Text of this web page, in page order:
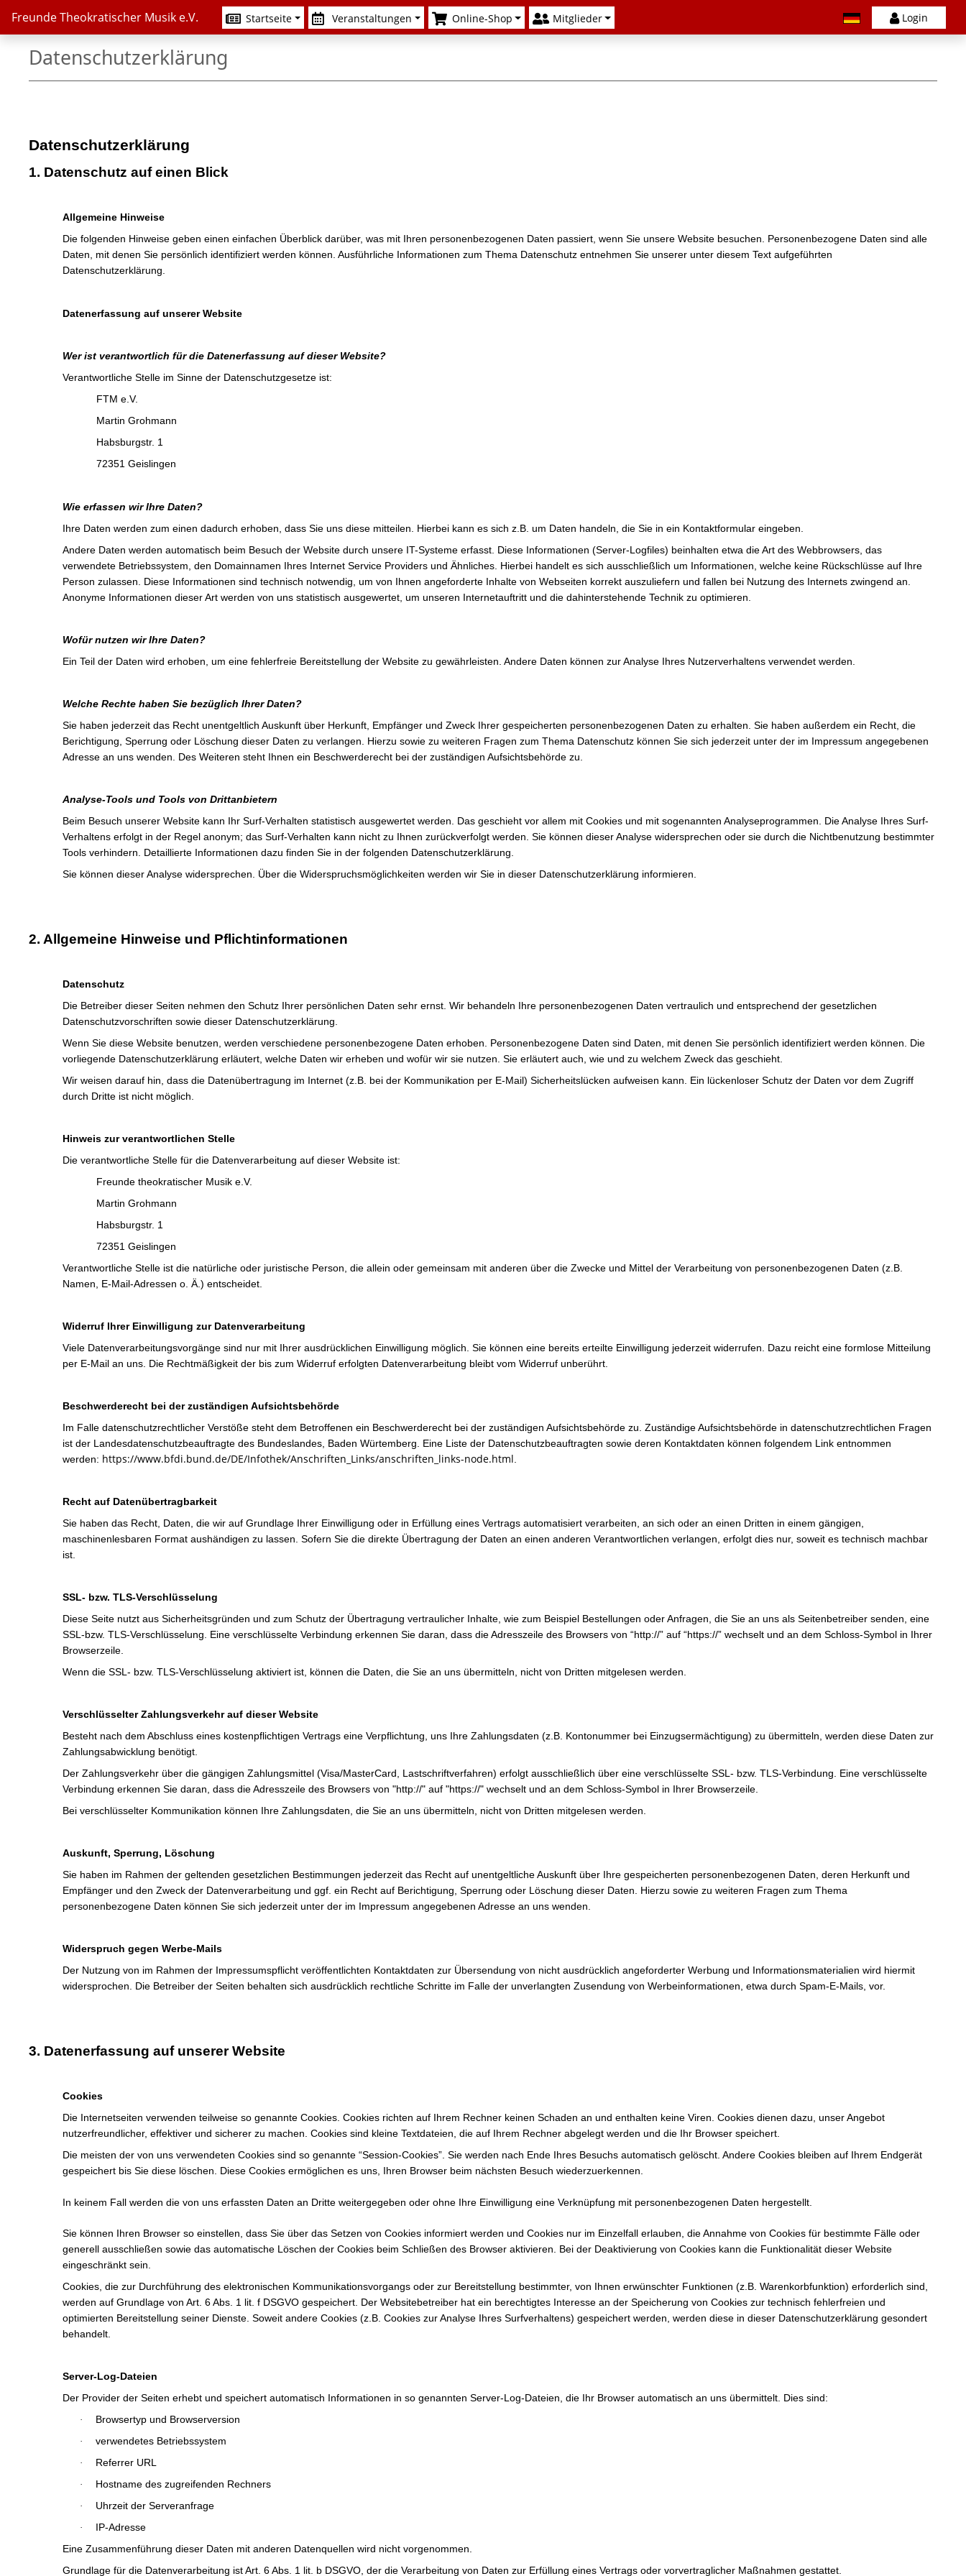
Freunde Theokratischer Musik e.V. Startseite Veranstaltungen Online-Shop Mitglieder Login
Datenschutzerklärung
Datenschutzerklärung
1. Datenschutz auf einen Blick
Allgemeine Hinweise
Die folgenden Hinweise geben einen einfachen Überblick darüber, was mit Ihren personenbezogenen Daten passiert, wenn Sie unsere Website besuchen. Personenbezogene Daten sind alle
Daten, mit denen Sie persönlich identifiziert werden können. Ausführliche Informationen zum Thema Datenschutz entnehmen Sie unserer unter diesem Text aufgeführten
Datenschutzerklärung.
Datenerfassung auf unserer Website
Wer ist verantwortlich für die Datenerfassung auf dieser Website?
Verantwortliche Stelle im Sinne der Datenschutzgesetze ist:
FTM e.V.
Martin Grohmann
Habsburgstr. 1
72351 Geislingen
Wie erfassen wir Ihre Daten?
Ihre Daten werden zum einen dadurch erhoben, dass Sie uns diese mitteilen. Hierbei kann es sich z.B. um Daten handeln, die Sie in ein Kontaktformular eingeben.
Andere Daten werden automatisch beim Besuch der Website durch unsere IT-Systeme erfasst. Diese Informationen (Server-Logfiles) beinhalten etwa die Art des Webbrowsers, das
verwendete Betriebssystem, den Domainnamen Ihres Internet Service Providers und Ähnliches. Hierbei handelt es sich ausschließlich um Informationen, welche keine Rückschlüsse auf Ihre
Person zulassen. Diese Informationen sind technisch notwendig, um von Ihnen angeforderte Inhalte von Webseiten korrekt auszuliefern und fallen bei Nutzung des Internets zwingend an.
Anonyme Informationen dieser Art werden von uns statistisch ausgewertet, um unseren Internetauftritt und die dahinterstehende Technik zu optimieren.
Wofür nutzen wir Ihre Daten?
Ein Teil der Daten wird erhoben, um eine fehlerfreie Bereitstellung der Website zu gewährleisten. Andere Daten können zur Analyse Ihres Nutzerverhaltens verwendet werden.
Welche Rechte haben Sie bezüglich Ihrer Daten?
Sie haben jederzeit das Recht unentgeltlich Auskunft über Herkunft, Empfänger und Zweck Ihrer gespeicherten personenbezogenen Daten zu erhalten. Sie haben außerdem ein Recht, die
Berichtigung, Sperrung oder Löschung dieser Daten zu verlangen. Hierzu sowie zu weiteren Fragen zum Thema Datenschutz können Sie sich jederzeit unter der im Impressum angegebenen
Adresse an uns wenden. Des Weiteren steht Ihnen ein Beschwerderecht bei der zuständigen Aufsichtsbehörde zu.
Analyse-Tools und Tools von Drittanbietern
Beim Besuch unserer Website kann Ihr Surf-Verhalten statistisch ausgewertet werden. Das geschieht vor allem mit Cookies und mit sogenannten Analyseprogrammen. Die Analyse Ihres Surf-
Verhaltens erfolgt in der Regel anonym; das Surf-Verhalten kann nicht zu Ihnen zurückverfolgt werden. Sie können dieser Analyse widersprechen oder sie durch die Nichtbenutzung bestimmter
Tools verhindern. Detaillierte Informationen dazu finden Sie in der folgenden Datenschutzerklärung.
Sie können dieser Analyse widersprechen. Über die Widerspruchsmöglichkeiten werden wir Sie in dieser Datenschutzerklärung informieren.
2. Allgemeine Hinweise und Pflichtinformationen
Datenschutz
Die Betreiber dieser Seiten nehmen den Schutz Ihrer persönlichen Daten sehr ernst. Wir behandeln Ihre personenbezogenen Daten vertraulich und entsprechend der gesetzlichen
Datenschutzvorschriften sowie dieser Datenschutzerklärung.
Wenn Sie diese Website benutzen, werden verschiedene personenbezogene Daten erhoben. Personenbezogene Daten sind Daten, mit denen Sie persönlich identifiziert werden können. Die
vorliegende Datenschutzerklärung erläutert, welche Daten wir erheben und wofür wir sie nutzen. Sie erläutert auch, wie und zu welchem Zweck das geschieht.
Wir weisen darauf hin, dass die Datenübertragung im Internet (z.B. bei der Kommunikation per E-Mail) Sicherheitslücken aufweisen kann. Ein lückenloser Schutz der Daten vor dem Zugriff
durch Dritte ist nicht möglich.
Hinweis zur verantwortlichen Stelle
Die verantwortliche Stelle für die Datenverarbeitung auf dieser Website ist:
Freunde theokratischer Musik e.V.
Martin Grohmann
Habsburgstr. 1
72351 Geislingen
Verantwortliche Stelle ist die natürliche oder juristische Person, die allein oder gemeinsam mit anderen über die Zwecke und Mittel der Verarbeitung von personenbezogenen Daten (z.B.
Namen, E-Mail-Adressen o. Ä.) entscheidet.
Widerruf Ihrer Einwilligung zur Datenverarbeitung
Viele Datenverarbeitungsvorgänge sind nur mit Ihrer ausdrücklichen Einwilligung möglich. Sie können eine bereits erteilte Einwilligung jederzeit widerrufen. Dazu reicht eine formlose Mitteilung
per E-Mail an uns. Die Rechtmäßigkeit der bis zum Widerruf erfolgten Datenverarbeitung bleibt vom Widerruf unberührt.
Beschwerderecht bei der zuständigen Aufsichtsbehörde
Im Falle datenschutzrechtlicher Verstöße steht dem Betroffenen ein Beschwerderecht bei der zuständigen Aufsichtsbehörde zu. Zuständige Aufsichtsbehörde in datenschutzrechtlichen Fragen
ist der Landesdatenschutzbeauftragte des Bundeslandes, Baden Würtemberg. Eine Liste der Datenschutzbeauftragten sowie deren Kontaktdaten können folgendem Link entnommen
werden: https://www.bfdi.bund.de/DE/Infothek/Anschriften_Links/anschriften_links-node.html
Recht auf Datenübertragbarkeit
Sie haben das Recht, Daten, die wir auf Grundlage Ihrer Einwilligung oder in Erfüllung eines Vertrags automatisiert verarbeiten, an sich oder an einen Dritten in einem gängigen,
maschinenlesbaren Format aushändigen zu lassen. Sofern Sie die direkte Übertragung der Daten an einen anderen Verantwortlichen verlangen, erfolgt dies nur, soweit es technisch machbar
ist.
SSL- bzw. TLS-Verschlüsselung
Diese Seite nutzt aus Sicherheitsgründen und zum Schutz der Übertragung vertraulicher Inhalte, wie zum Beispiel Bestellungen oder Anfragen, die Sie an uns als Seitenbetreiber senden, eine
SSL-bzw. TLS-Verschlüsselung. Eine verschlüsselte Verbindung erkennen Sie daran, dass die Adresszeile des Browsers von “http://” auf “https://” wechselt und an dem Schloss-Symbol in Ihrer
Browserzeile.
Wenn die SSL- bzw. TLS-Verschlüsselung aktiviert ist, können die Daten, die Sie an uns übermitteln, nicht von Dritten mitgelesen werden.
Verschlüsselter Zahlungsverkehr auf dieser Website
Besteht nach dem Abschluss eines kostenpflichtigen Vertrags eine Verpflichtung, uns Ihre Zahlungsdaten (z.B. Kontonummer bei Einzugsermächtigung) zu übermitteln, werden diese Daten zur
Zahlungsabwicklung benötigt.
Der Zahlungsverkehr über die gängigen Zahlungsmittel (Visa/MasterCard, Lastschriftverfahren) erfolgt ausschließlich über eine verschlüsselte SSL- bzw. TLS-Verbindung. Eine verschlüsselte
Verbindung erkennen Sie daran, dass die Adresszeile des Browsers von "http://" auf "https://" wechselt und an dem Schloss-Symbol in Ihrer Browserzeile.
Bei verschlüsselter Kommunikation können Ihre Zahlungsdaten, die Sie an uns übermitteln, nicht von Dritten mitgelesen werden.
Auskunft, Sperrung, Löschung
Sie haben im Rahmen der geltenden gesetzlichen Bestimmungen jederzeit das Recht auf unentgeltliche Auskunft über Ihre gespeicherten personenbezogenen Daten, deren Herkunft und
Empfänger und den Zweck der Datenverarbeitung und ggf. ein Recht auf Berichtigung, Sperrung oder Löschung dieser Daten. Hierzu sowie zu weiteren Fragen zum Thema
personenbezogene Daten können Sie sich jederzeit unter der im Impressum angegebenen Adresse an uns wenden.
Widerspruch gegen Werbe-Mails
Der Nutzung von im Rahmen der Impressumspflicht veröffentlichten Kontaktdaten zur Übersendung von nicht ausdrücklich angeforderter Werbung und Informationsmaterialien wird hiermit
widersprochen. Die Betreiber der Seiten behalten sich ausdrücklich rechtliche Schritte im Falle der unverlangten Zusendung von Werbeinformationen, etwa durch Spam-E-Mails, vor.
3. Datenerfassung auf unserer Website
Cookies
Die Internetseiten verwenden teilweise so genannte Cookies. Cookies richten auf Ihrem Rechner keinen Schaden an und enthalten keine Viren. Cookies dienen dazu, unser Angebot
nutzerfreundlicher, effektiver und sicherer zu machen. Cookies sind kleine Textdateien, die auf Ihrem Rechner abgelegt werden und die Ihr Browser speichert.
Die meisten der von uns verwendeten Cookies sind so genannte “Session-Cookies”. Sie werden nach Ende Ihres Besuchs automatisch gelöscht. Andere Cookies bleiben auf Ihrem Endgerät
gespeichert bis Sie diese löschen. Diese Cookies ermöglichen es uns, Ihren Browser beim nächsten Besuch wiederzuerkennen.
In keinem Fall werden die von uns erfassten Daten an Dritte weitergegeben oder ohne Ihre Einwilligung eine Verknüpfung mit personenbezogenen Daten hergestellt.
Sie können Ihren Browser so einstellen, dass Sie über das Setzen von Cookies informiert werden und Cookies nur im Einzelfall erlauben, die Annahme von Cookies für bestimmte Fälle oder
generell ausschließen sowie das automatische Löschen der Cookies beim Schließen des Browser aktivieren. Bei der Deaktivierung von Cookies kann die Funktionalität dieser Website
eingeschränkt sein.
Cookies, die zur Durchführung des elektronischen Kommunikationsvorgangs oder zur Bereitstellung bestimmter, von Ihnen erwünschter Funktionen (z.B. Warenkorbfunktion) erforderlich sind,
werden auf Grundlage von Art. 6 Abs. 1 lit. f DSGVO gespeichert. Der Websitebetreiber hat ein berechtigtes Interesse an der Speicherung von Cookies zur technisch fehlerfreien und
optimierten Bereitstellung seiner Dienste. Soweit andere Cookies (z.B. Cookies zur Analyse Ihres Surfverhaltens) gespeichert werden, werden diese in dieser Datenschutzerklärung gesondert
behandelt.
Server-Log-Dateien
Der Provider der Seiten erhebt und speichert automatisch Informationen in so genannten Server-Log-Dateien, die Ihr Browser automatisch an uns übermittelt. Dies sind:
· Browsertyp und Browserversion
· verwendetes Betriebssystem
· Referrer URL
· Hostname des zugreifenden Rechners
· Uhrzeit der Serveranfrage
·
IP-Adresse
Eine Zusammenführung dieser Daten mit anderen Datenquellen wird nicht vorgenommen.
Grundlage für die Datenverarbeitung ist Art. 6 Abs. 1 lit. b DSGVO, der die Verarbeitung von Daten zur Erfüllung eines Vertrags oder vorvertraglicher Maßnahmen gestattet.